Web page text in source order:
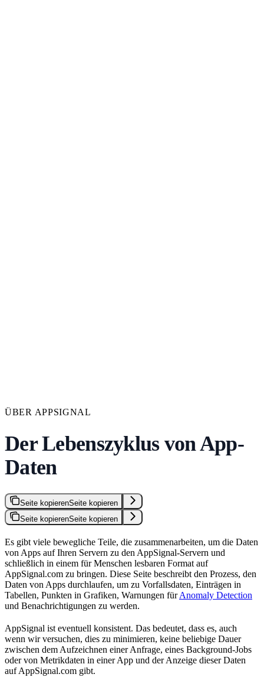
ÜBER APPSIGNAL
Der Lebenszyklus von App-
Daten
Seite kopierenSeite kopieren
Seite kopierenSeite kopieren
Es gibt viele bewegliche Teile, die zusammenarbeiten, um die Daten
von Apps auf Ihren Servern zu den AppSignal-Servern und
schließlich in einem für Menschen lesbaren Format auf
AppSignal.com zu bringen. Diese Seite beschreibt den Prozess, den
Daten von Apps durchlaufen, um zu Vorfallsdaten, Einträgen in
Tabellen, Punkten in Grafiken, Warnungen fürAnomaly Detection
und Benachrichtigungen zu werden.
AppSignal ist eventuell konsistent. Das bedeutet, dass es, auch
wenn wir versuchen, dies zu minimieren, keine beliebige Dauer
zwischen dem Aufzeichnen einer Anfrage, eines Background-Jobs
oder von Metrikdaten in einer App und der Anzeige dieser Daten
auf AppSignal.com gibt.